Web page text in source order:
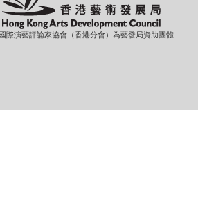
國際演藝評論家協會（香港分會）為藝發局資助團體